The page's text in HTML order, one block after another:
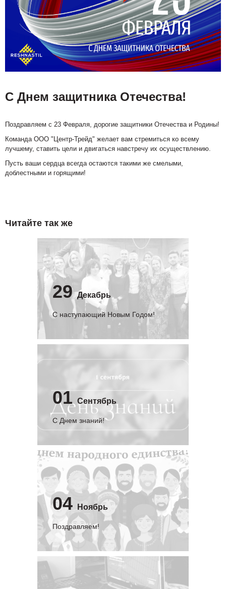
С Днем защитника Отечества!
Поздравляем с 23 Февраля, дорогие защитники Отечества и Родины!
Команда ООО "Центр-Трейд" желает вам стремиться ко всему
лучшему, ставить цели и двигаться навстречу их осуществлению.
Пусть ваши сердца всегда остаются такими же смелыми,
доблестными и горящими!
Читайте так же
29 Декабрь
С наступающий Новым Годом!
01 Сентябрь
C Днем знаний!
04 Ноябрь
Поздравляем!